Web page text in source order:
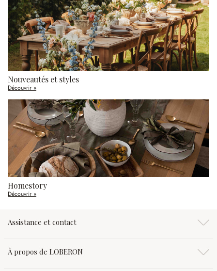
Nouveautés et styles
Découvrir »
Homestory
Découvrir »
Assistance et contact
À propos de LOBERON